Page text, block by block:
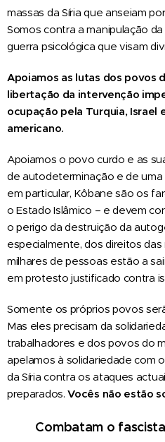
massas da Síria que anseiam
Somos contra a manipulação
guerra psicológica que visam
Apoiamos as lutas dos povos
libertação da intervenção
ocupação pela Turquia, Israel
americano.
Apoiamos o povo curdo e as
de autodeterminação e de uma
em particular, Kôbane são os
o Estado Islâmico – e devem
o perigo da destruição da
especialmente, dos direitos
milhares de pessoas estão a
em protesto justificado contra
Somente os próprios povos
Mas eles precisam da
trabalhadores e dos povos do
apelamos à solidariedade com
da Síria contra os ataques
preparados.Vocês não estão
Combatam o